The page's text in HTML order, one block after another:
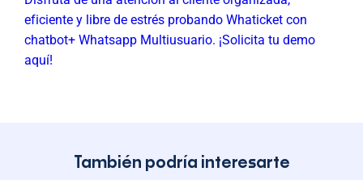
eficiente y libre de estrés probando Whaticket con
chatbot+ Whatsapp Multiusuario. ¡Solicita tu demo
aquí!
También podría interesarte